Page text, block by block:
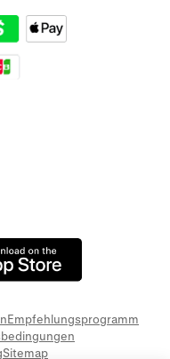
Empfehlungsprogramm
Sitemap